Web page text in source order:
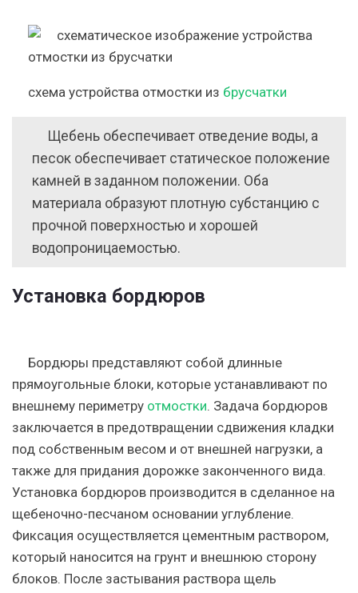
схема устройства отмостки из брусчатки
Щебень обеспечивает отведение воды, а
песок обеспечивает статическое положение
камней в заданном положении. Оба
материала образуют плотную субстанцию с
прочной поверхностью и хорошей
водопроницаемостью.
Установка бордюров
Бордюры представляют собой длинные
прямоугольные блоки, которые устанавливают по
внешнему периметру отмостки. Задача бордюров
заключается в предотвращении сдвижения кладки
под собственным весом и от внешней нагрузки, а
также для придания дорожке законченного вида.
Установка бордюров производится в сделанное на
щебеночно-песчаном основании углубление.
Фиксация осуществляется цементным раствором,
который наносится на грунт и внешнюю сторону
блоков. После застывания раствора щель